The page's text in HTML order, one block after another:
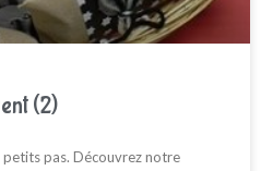
(2)
petits pas. Découvrez notre